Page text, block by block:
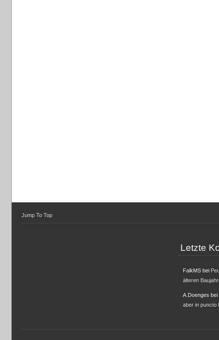
Jump To Top
Letzte
FalkMSbei
älteren
A.Doenges bei
aber in puncto